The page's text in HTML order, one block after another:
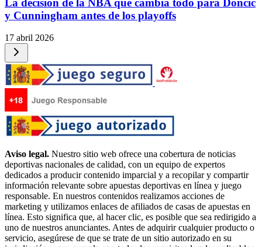
y Cunningham antes de los playoffs
17 abril 2026
Aviso legal. Nuestro sitio web ofrece una cobertura de noticias
deportivas nacionales de calidad, con un equipo de expertos
dedicados a producir contenido imparcial y a recopilar y compartir
información relevante sobre apuestas deportivas en línea y juego
responsable. En nuestros contenidos realizamos acciones de
marketing y utilizamos enlaces de afiliados de casas de apuestas en
línea. Esto significa que, al hacer clic, es posible que sea redirigido a
uno de nuestros anunciantes. Antes de adquirir cualquier producto o
servicio, asegúrese de que se trate de un sitio autorizado en su